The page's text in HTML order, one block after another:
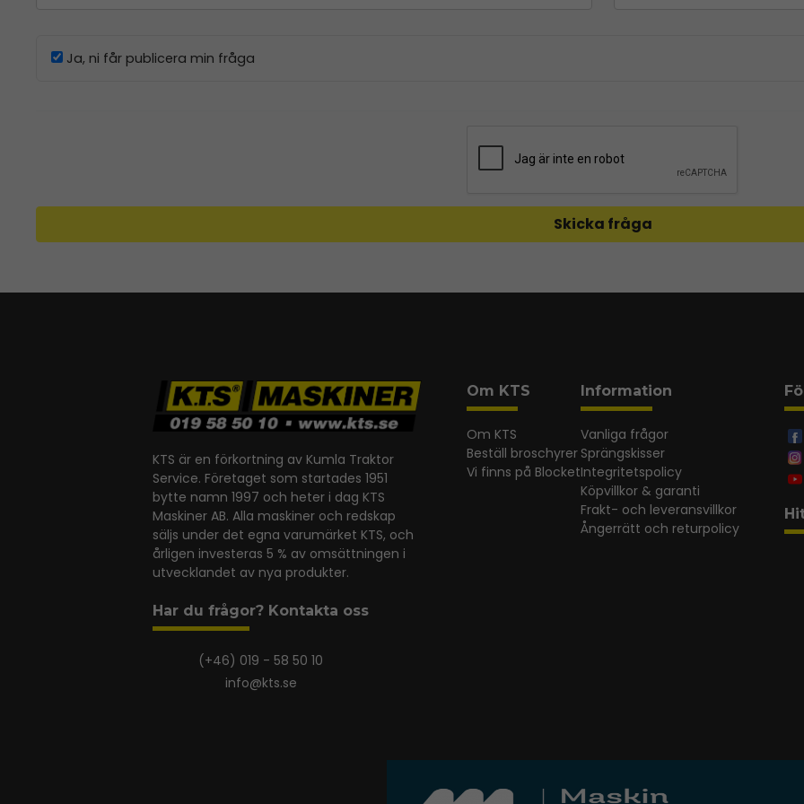
Ja, ni får publicera min fråga
Skicka fråga
KTS är en förkortning av Kumla Traktor
Service. Företaget som startades 1951
bytte namn 1997 och heter i dag KTS
Maskiner AB. Alla maskiner och redskap
säljs under det egna varumärket KTS, och
årligen investeras 5 % av omsättningen i
utvecklandet av nya produkter.
Har du frågor? Kontakta oss
(+46) 019 - 58 50 10
info@kts.se
Om KTS
Om KTS
Beställ broschyrer
Vi finns på Blocket
Information
Vanliga frågor
Sprängskisser
Integritetspolicy
Köpvillkor & garanti
Frakt- och leveransvillkor
Ångerrätt och returpolicy